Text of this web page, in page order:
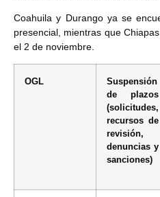
Coahuila y Durango ya se
presencial, mientras que
el 2 de noviembre.
OGL
Suspensión
de plazos
(solicitudes,
recursos de
revisión,
denuncias y
sanciones)